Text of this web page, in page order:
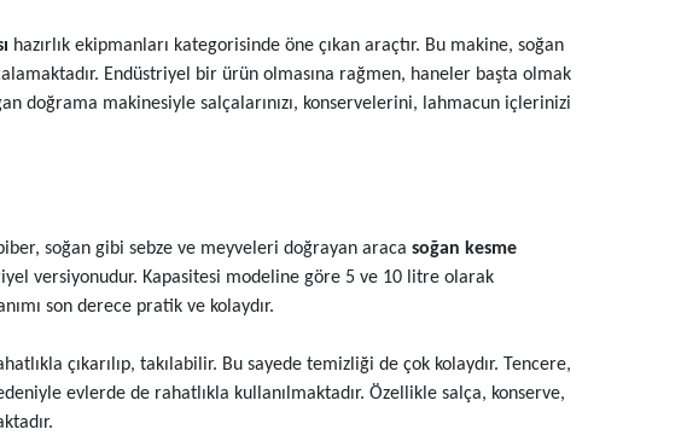
hazırlık ekipmanları kategorisinde öne çıkan araçtır. Bu makine, soğan
Endüstriyel bir ürün olmasına rağmen, haneler başta olmak
doğrama makinesiyle salçalarınızı, konservelerini, lahmacun içlerinizi
soğan gibi sebze ve meyveleri doğrayan araca soğan kesme
versiyonudur. Kapasitesi modeline göre 5 ve 10 litre olarak
son derece pratik ve kolaydır.
çıkarılıp, takılabilir. Bu sayede temizliği de çok kolaydır. Tencere,
evlerde de rahatlıkla kullanılmaktadır. Özellikle salça, konserve,